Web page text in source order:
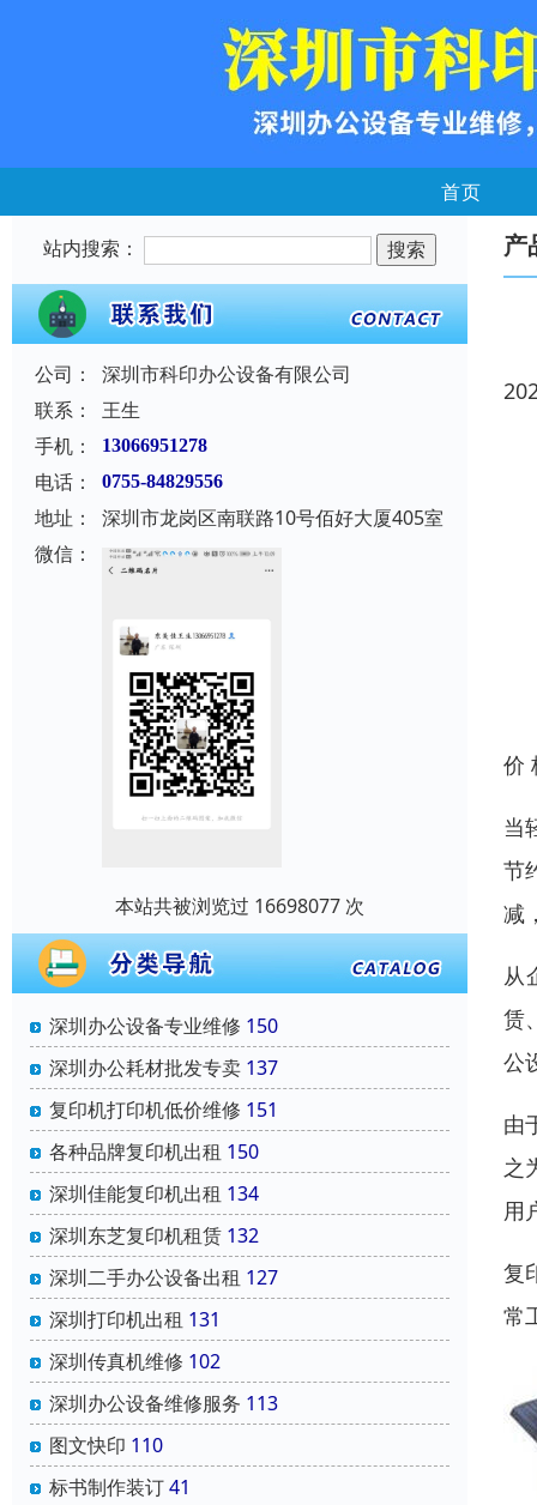
首页
站内搜索：
公司：
深圳市科印办公设备有限公司
联系：
王生
手机：
13066951278
电话： 0755-84829556
地址：
深圳市龙岗区南联路10号佰好大厦405室
微信：
本站共被浏览过 16698077 次
深圳办公设备专业维修 150
深圳办公耗材批发专卖 137
复印机打印机低价维修 151
各种品牌复印机出租 150
深圳佳能复印机出租 134
深圳东芝复印机租赁 132
深圳二手办公设备出租 127
深圳打印机出租 131
深圳传真机维修 102
深圳办公设备维修服务 113
图文快印 110
标书制作装订41
产
价
当
节
减
从
赁
公
由
之
用
复
常